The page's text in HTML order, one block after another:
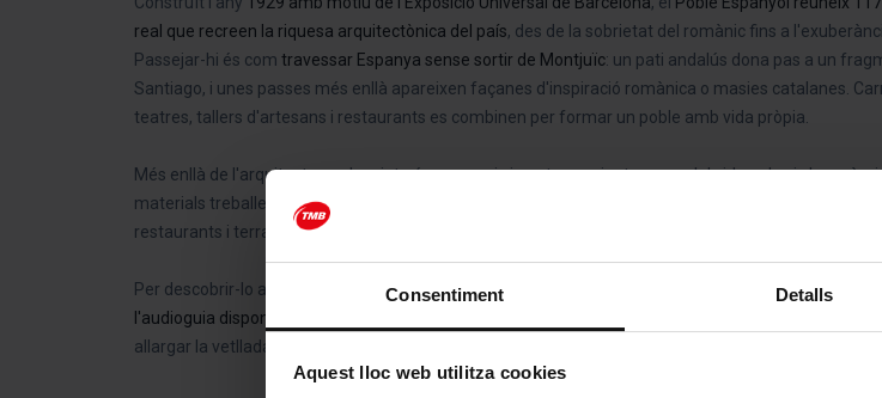
Consentiment Detalls
Aquest lloc web utilitza cookies
real que recreen la riquesa arquitectònica del país, des de la sobrietat del romànic fins a
Passejar-hi és com travessar Espanya sense sortir de Montjuïc: un pati andalús dona pas a un
Santiago, i unes passes més enllà apareixen façanes d'inspiració romànica o masies catalanes.
teatres, tallers d'artesans i restaurants es combinen per formar un poble amb vida pròpia.
Més enllà de l'arquitectura, el recinte és un espai viu: artesans i artesanes del vidre, el cuir, la
materials treballen davant dels visitants, mantenint vius oficis tradicionals. L'oferta es completa
restaurants i terrasses, i amb una àmplia programació de concerts, exposicions i activitats familiars
Per descobrir-lo amb calma, es pot optar per una
, o fer-ho pel
l'audioguia disponible a l'entrada
allargar la vetllada.